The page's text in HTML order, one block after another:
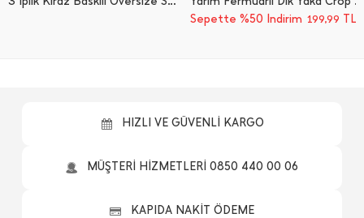
Sepette %50 İndirim 199,99 TL
HIZLI VE GÜVENLİ KARGO
MÜŞTERİ HİZMETLERİ 0850 440 00 06
KAPIDA NAKİT ÖDEME